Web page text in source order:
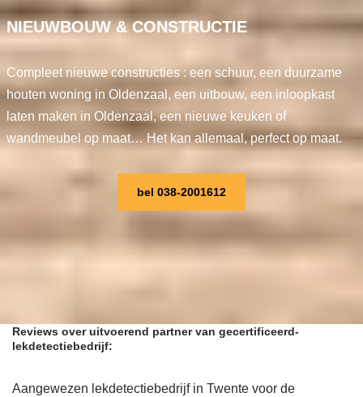
NIEUWBOUW & CONSTRUCTIE
Compleet nieuwe constructies : een schuur, een duurzame
houten woning in Oldenzaal, een uitbouw, een inloopkast
laten maken in Oldenzaal, een nieuwe keuken of
wandmeubel op maat… Het kan allemaal, perfect op maat.
bel 038-2001612
Reviews over uitvoerend partner van gecertificeerd-
lekdetectiebedrijf:
Aangewezen lekdetectiebedrijf in Twente voor de